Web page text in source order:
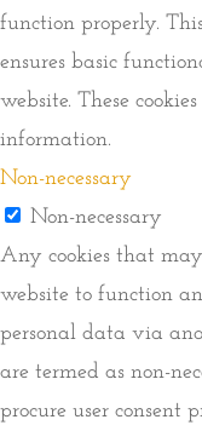
function properly.
ensures basic
website. These
information.
Non-necessary
Non-necessary
Any cookies that
website to function
personal data via
are termed as non-
procure user consent